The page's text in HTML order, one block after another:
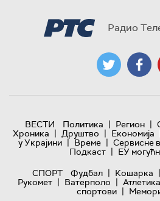
Радио
ВЕСТИ Политика | Регион |
Хроника | Друштво | Економија
у Украјини | Време | Сервисне
Подкаст | ЕУ
СПОРТ
Фудбал | Кошарка |
Рукомет | Ватерполо | Атлетика
спортови |